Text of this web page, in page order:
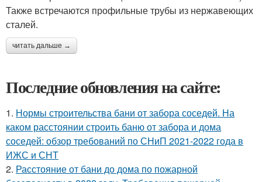
Также встречаются профильные трубы из нержавеющих
сталей.
читать дальше →
Последние обновления на сайте:
1. Нормы строительства бани от забора соседей. На
каком расстоянии строить баню от забора и дома
соседей: обзор требований по СНиП 2021-2022 года в
ИЖС и СНТ
2. Расстояние от бани до дома по пожарной